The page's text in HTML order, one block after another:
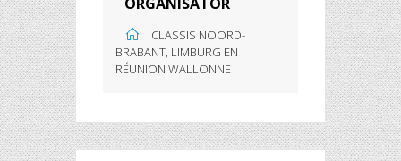
CLASSIS NOORD-
BRABANT, LIMBURG EN
RÉUNION WALLONNE